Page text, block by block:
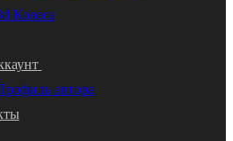
Колеса
автора